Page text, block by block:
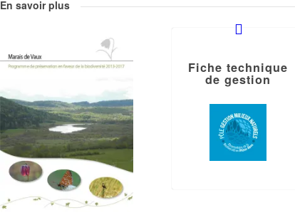
En savoir plus
Fiche technique
de gestion